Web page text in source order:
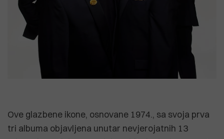
Ove glazbene ikone, osnovane 1974., sa svoja prva
tri albuma objavljena unutar nevjerojatnih 13